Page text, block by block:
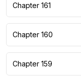
Chapter 161
Chapter 160
Chapter 159